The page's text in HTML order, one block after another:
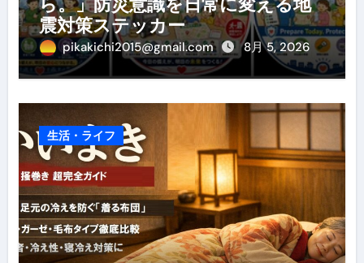
震対策ステッカー
pikakichi2015@gmail.com 8月 5, 2026
生活・ライフ